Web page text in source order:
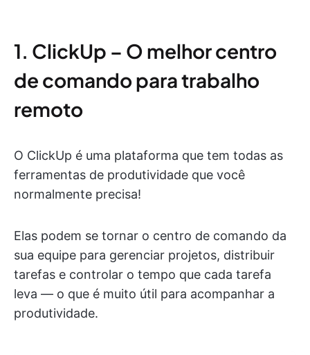
1. ClickUp – O melhor centro
de comando para trabalho
remoto
O ClickUp é uma plataforma que tem todas as
ferramentas de produtividade que você
normalmente precisa!
Elas podem se tornar o centro de comando da
sua equipe para gerenciar projetos, distribuir
tarefas e controlar o tempo que cada tarefa
leva — o que é muito útil para acompanhar a
produtividade.